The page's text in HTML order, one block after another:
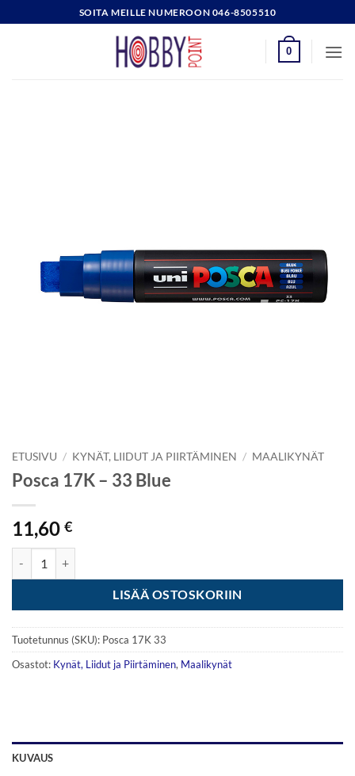
to
SOITA MEILLE NUMEROON 046-8505510
0
ETUSIVU / KYNÄT, LIIDUT JA PIIRTÄMINEN / MAALIKYNÄT
Posca 17K – 33 Blue
11,60 €
LISÄÄ OSTOSKORIIN
Tuotetunnus (SKU): Posca 17K 33
Osastot: Kynät, Liidut ja Piirtäminen, Maalikynät
KUVAUS